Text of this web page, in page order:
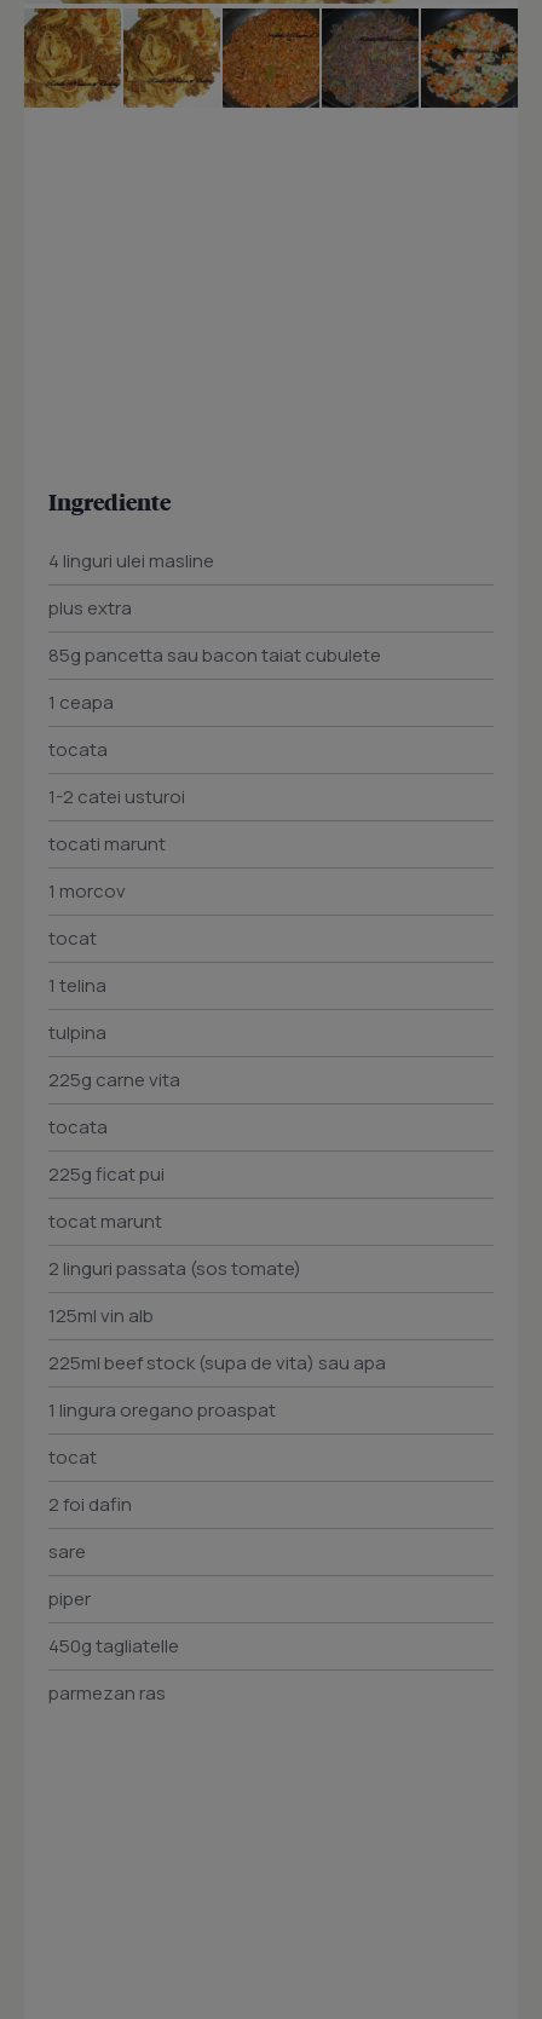
Ingrediente
4 linguri ulei masline
plus extra
85g pancetta sau bacon taiat cubulete
1 ceapa
tocata
1-2 catei usturoi
tocati marunt
1 morcov
tocat
1 telina
tulpina
225g carne vita
tocata
225g ficat pui
tocat marunt
2 linguri passata (sos tomate)
125ml vin alb
225ml beef stock (supa de vita) sau apa
1 lingura oregano proaspat
tocat
2 foi dafin
sare
piper
450g tagliatelle
parmezan ras